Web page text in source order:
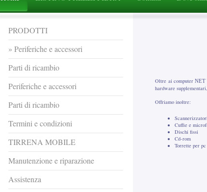
Oltre ai computer NET
hardware
Offriamo inoltre:
Cuffie e
Dischi fissi
Cd-rom
Torrette per pc
PRODOTTI
Periferiche e accessori
Parti di ricambio
Periferiche e accessori
Parti di ricambio
Termini e condizioni
TIRRENA MOBILE
Manutenzione e riparazione
Assistenza